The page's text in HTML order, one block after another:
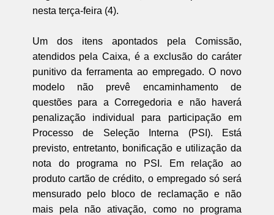
nesta terça-feira (4).
Um dos itens apontados pela Comissão,
atendidos pela Caixa, é a exclusão do caráter
punitivo da ferramenta ao empregado. O novo
modelo não prevê encaminhamento de
questões para a Corregedoria e não haverá
penalização individual para participação em
Processo de Seleção Interna (PSI). Está
previsto, entretanto, bonificação e utilização da
nota do programa no PSI. Em relação ao
produto cartão de crédito, o empregado só será
mensurado pelo bloco de reclamação e não
mais pela não ativação, como no programa